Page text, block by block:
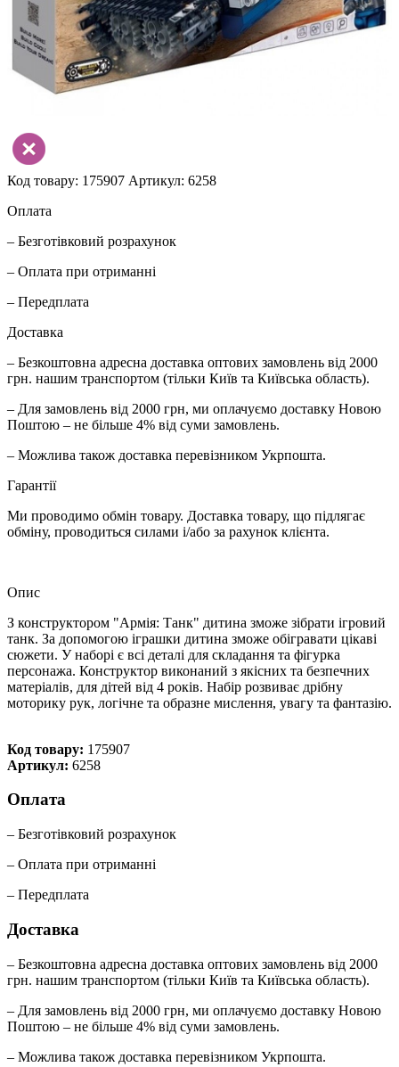
Код товару: 175907 Артикул: 6258
Оплата
– Безготівковий розрахунок
– Оплата при отриманні
– Передплата
Доставка
– Безкоштовна адресна доставка оптових замовлень від 2000
грн. нашим транспортом (тільки Київ та Київська область).
– Для замовлень від 2000 грн, ми оплачуємо доставку Новою
Поштою – не більше 4% від суми замовлень.
– Можлива також доставка перевізником Укрпошта.
Гарантії
Ми проводимо обмін товару. Доставка товару, що підлягає
обміну, проводиться силами і/або за рахунок клієнта.
Опис
З конструктором "Армія: Танк" дитина зможе зібрати ігровий
танк. За допомогою іграшки дитина зможе обігравати цікаві
сюжети. У наборі є всі деталі для складання та фігурка
персонажа. Конструктор виконаний з якісних та безпечних
матеріалів, для дітей від 4 років. Набір розвиває дрібну
моторику рук, логічне та образне мислення, увагу та фантазію.
Код товару: 175907
Артикул: 6258
Оплата
– Безготівковий розрахунок
– Оплата при отриманні
– Передплата
Доставка
– Безкоштовна адресна доставка оптових замовлень від 2000
грн. нашим транспортом (тільки Київ та Київська область).
– Для замовлень від 2000 грн, ми оплачуємо доставку Новою
Поштою – не більше 4% від суми замовлень.
– Можлива також доставка перевізником Укрпошта.